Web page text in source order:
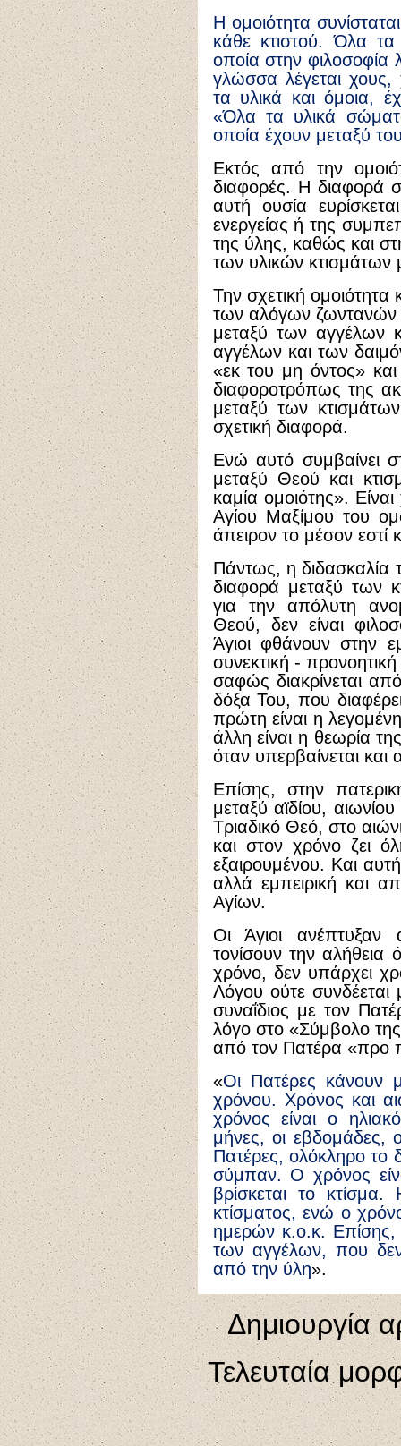
Η ομοιότητα
κάθε κτιστού. Όλα τα
οποία στην φιλοσοφία
γλώσσα λέγεται
τα υλικά και όμοια,
«Όλα τα υλικά
οποία έχουν μεταξύ
Εκτός από την
διαφορές. Η διαφορά
αυτή ουσία
ενεργείας ή της
της ύλης, καθώς και
των υλικών κτισμάτων
Την σχετική
των αλόγων
μεταξύ των αγγέλων
αγγέλων και των
«εκ του μη όντος» και
διαφοροτρόπως της
μεταξύ των
σχετική διαφορά.
Ενώ αυτό συμβαίνει
μεταξύ Θεού και
καμία ομοιότης».
Αγίου Μαξίμου του
άπειρον το μέσον εστί
Πάντως, η διδασκαλία
διαφορά μεταξύ των
για την απόλυτη
Θεού, δεν είναι
Άγιοι φθάνουν στην
συνεκτική -
σαφώς διακρίνεται
δόξα Του, που
πρώτη είναι η
άλλη είναι η θεωρία
όταν υπερβαίνεται και
Επίσης, στην
μεταξύ αϊδίου,
Τριαδικό Θεό, στο
και στον χρόνο ζει
εξαιρουμένου. Και
αλλά εμπειρική και
Αγίων.
Οι Άγιοι ανέπτυξαν
τονίσουν την αλήθεια
χρόνο, δεν υπάρχει
Λόγου ούτε συνδέεται
συναΐδιος με τον
λόγο στο «Σύμβολο
από τον Πατέρα «προ
«Οι Πατέρες κάνουν
χρόνου. Χρόνος και
χρόνος είναι ο
μήνες, οι εβδομάδες,
Πατέρες, ολόκληρο το
σύμπαν. Ο χρόνος
βρίσκεται το
κτίσματος, ενώ ο
ημερών κ.ο.κ. Επίσης,
των αγγέλων, που δεν
από την ύλη».
Δημιουργία
Τελευταία